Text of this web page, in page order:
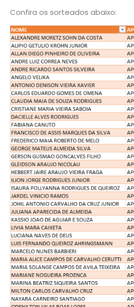
Confira os sorteados abaixo: